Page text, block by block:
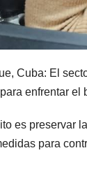
Cuba: El
enfrentar el
es preservar
para